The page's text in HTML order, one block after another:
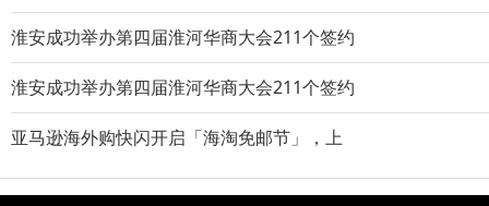
淮安成功举办第四届淮河华商大会211个签约
淮安成功举办第四届淮河华商大会211个签约
亚马逊海外购快闪开启「海淘免邮节」，上